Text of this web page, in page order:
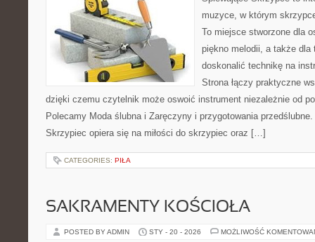
muzyce, w którym
To miejsce stworzone dla
piękno melodii, a także dla
doskonalić technikę na
Strona łączy praktyczne
dzięki czemu czytelnik może oswoić instrument niezależnie od
Polecamy Moda ślubna i Zaręczyny i przygotowania
Skrzypiec opiera się na miłości do skrzypiec oraz […]
CATEGORIES: PIŁA
SAKRAMENTY KOŚCIOŁA
POSTED BY ADMIN STY - 20 - 2026 MOŻLIWOŚĆ